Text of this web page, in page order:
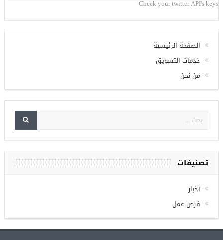
Check your twitter API's keys
الصفحة الرئيسية
خدمات التسويق
من نحن
تصنيفات
أخبار
فرص عمل